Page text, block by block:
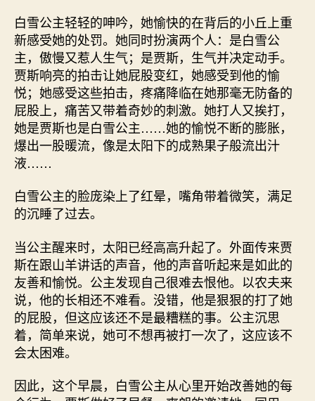
白雪公主轻轻的呻吟，她愉快的在背后的小丘上重
新感受她的处罚。她同时扮演两个人：是白雪公
主，傲慢又惹人生气；是贾斯，生气并决定动手。
贾斯响亮的拍击让她屁股变红，她感受到他的愉
悦；她感受这些拍击，疼痛降临在她那毫无防备的
屁股上，痛苦又带着奇妙的刺激。她打人又挨打，
她是贾斯也是白雪公主……她的愉悦不断的膨胀，
爆出一股暖流，像是太阳下的成熟果子般流出汁
液……
白雪公主的脸庞染上了红晕，嘴角带着微笑，满足
的沉睡了过去。
当公主醒来时，太阳已经高高升起了。外面传来贾
斯在跟山羊讲话的声音，他的声音听起来是如此的
友善和愉悦。公主发现自己很难去恨他。以农夫来
说，他的长相还不难看。没错，他是狠狠的打了她
的屁股，但这应该还不是最糟糕的事。公主沉思
着，简单来说，她可不想再被打一次了，这应该不
会太困难。
因此，这个早晨，白雪公主从心里开始改善她的每